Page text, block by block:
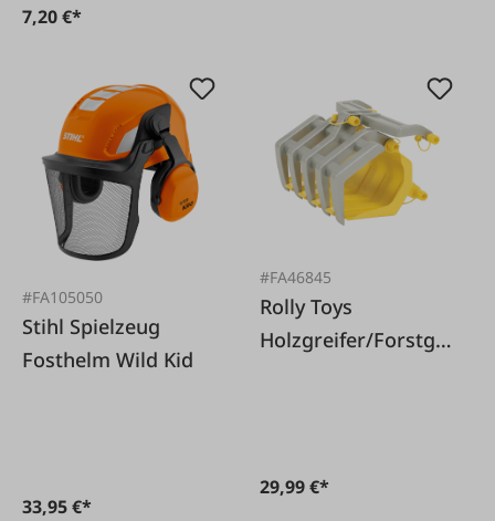
7,20 €*
#FA105050
Stihl Spielzeug
Fosthelm Wild Kid
33,95 €*
#FA46845
Rolly Toys
Holzgreifer/Forstgr
29,99 €*